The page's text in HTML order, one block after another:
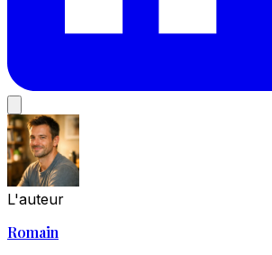
L'auteur
Romain